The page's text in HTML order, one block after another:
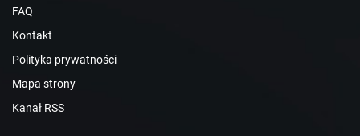
FAQ
Kontakt
Polityka prywatności
Mapa strony
Kanał RSS